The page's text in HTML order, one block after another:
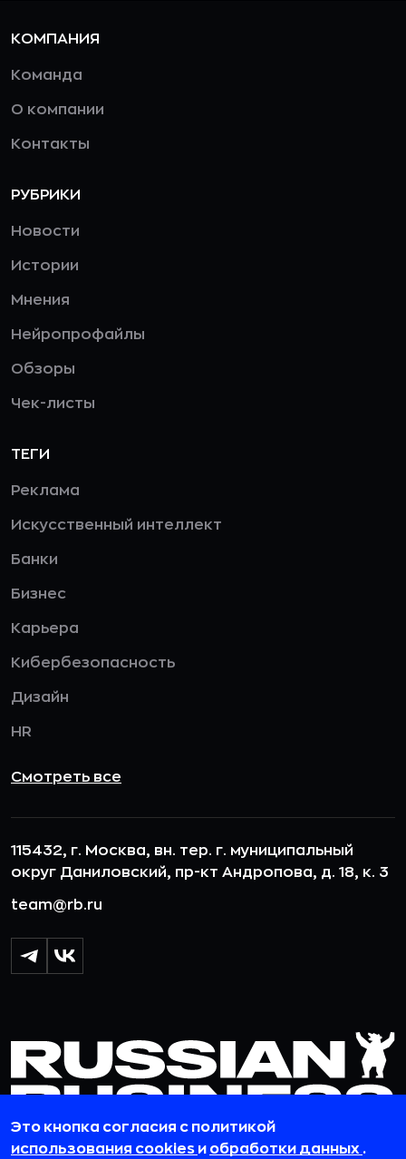
КОМПАНИЯ
Команда
О компании
Контакты
РУБРИКИ
Новости
Истории
Мнения
Нейропрофайлы
Обзоры
Чек-листы
ТЕГИ
Реклама
Искусственный интеллект
Банки
Бизнес
Карьера
Кибербезопасность
Дизайн
HR
Смотреть все
115432, г. Москва, вн. тер. г. муниципальный
округ Даниловский, пр-кт Андропова, д. 18, к. 3
team@rb.ru
Это кнопка согласия с политикой
использования cookies и обработки данных .